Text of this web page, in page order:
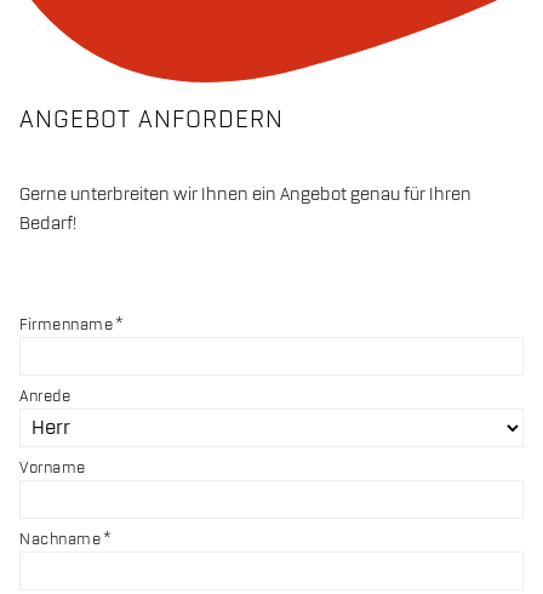
ANGEBOT ANFORDERN
Gerne unterbreiten wir Ihnen ein Angebot genau für Ihren
Bedarf!
Firmenname
Anrede
Vorname
Nachname